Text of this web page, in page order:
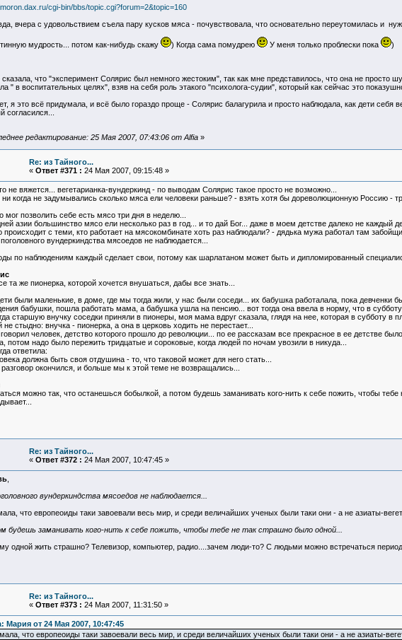
cgi-bin/bbs/topic.cgi?forum=2&topic=160
вчера с удовольствием съела пару кусков мяса - почувствовала, что основательно переутомилась и
мудрость... потом как-нибудь скажу ) Когда сама помудрею У меня только проблески пока
)
что "эксперимент Солярис был немного жестоким", так как мне представилось, что она не
" в воспитательных целях", взяв на себя роль этакого "психолога-судии", который как сейчас это
я это всё придумала, и всё было гораздо проще - Солярис балагурила и просто наблюдала, как дети себя
согласился...
редактирование: 25 Мая 2007, 07:43:06 от Alfia»
Re: из Тайного...
« Ответ #371 : 24 Мая 2007, 09:15:48 »
не вяжется... вегетарианка-вундеркинд - по выводам Солярис такое просто не возможно...
когда не задумывались сколько мяса ели человеки раньше? - взять хотя бы дореволюционную Россию -
мог позволить себе есть мясо три дня в неделю...
азии большинство мясо ели несколько раз в год... и то дай Бог... даже в моем детстве далеко не каждый
происходит с теми, кто работает на мясокомбинате хоть раз наблюдали? - дядька мужа работал там
вундеркиндства мясоедов не наблюдается...
по наблюдениям каждый сделает свои, потому как шарлатаном может быть и дипломированный
та же пионерка, которой хочется внушаться, дабы все знать...
были маленькие, в доме, где мы тогда жили, у нас были соседи... их бабушка работалала, пока
бабушки, пошла работать мама, а бабушка ушла на пенсию... вот тогда она ввела в норму, что в
старшую внучку соседки приняли в пионеры, моя мама вдруг сказала, глядя на нее, которая в субботу в
не стыдно: внучка - пионерка, а она в церковь ходить не перестает...
человек, детство которого прошло до революции... по ее рассказам все прекрасное в ее детстве
потом надо было пережить тридцатые и сороковые, когда людей по ночам увозили в никуда...
ответила:
должна быть своя отдушина - то, что таковой может для него стать...
окончился, и больше мы к этой теме не возвращались...
можно так, что останешься бобылкой, а потом будешь заманивать кого-нить к себе пожить, чтобы
Re: из Тайного...
« Ответ #372 : 24 Мая 2007, 10:47:45 »
,
вундеркиндства мясоедов не наблюдается...
что европеоиды таки завоевали весь мир, и среди величайших ученых были таки они - а не азиаты-
будешь заманивать кого-нить к себе пожить, чтобы тебе не так страшно было одной...
одной жить страшно? Телевизор, компьютер, радио....зачем люди-то? С людьми можно встречаться
Re: из Тайного...
« Ответ #373 : 24 Мая 2007, 11:31:50 »
Мария от 24 Мая 2007, 10:47:45
что европеоиды таки завоевали весь мир, и среди величайших ученых были таки они - а не азиаты-